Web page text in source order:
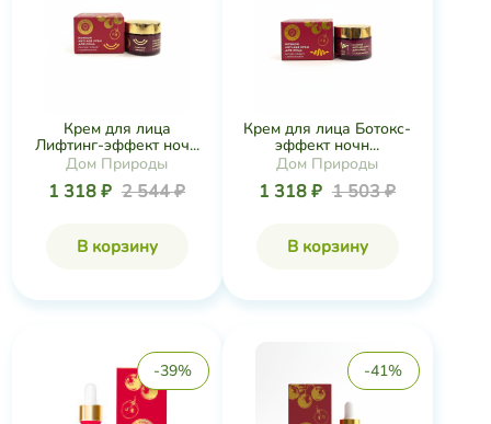
Крем для лица
Лифтинг-эффект ноч...
Дом Природы
1 318 ₽ 2 544 ₽
В корзину
Крем для лица Ботокс-
эффект ночн...
Дом Природы
1 318 ₽ 1 503 ₽
В корзину
-39% -41%